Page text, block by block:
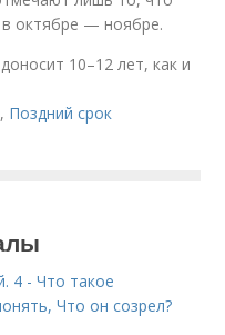
октябре — ноябре.
10–12 лет, как и
, Поздний срок
4 - Что такое
Что он созрел?